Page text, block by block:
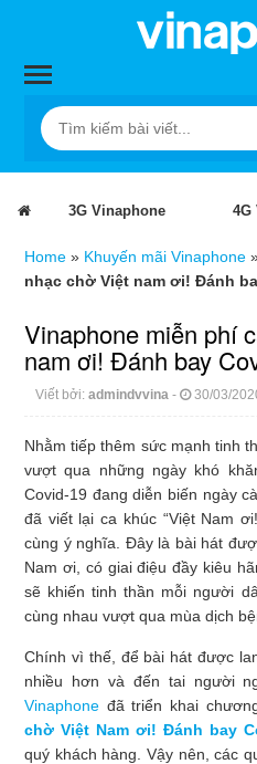
3G Vinaphone 4G
Home » Khuyến mãi Vinaphone
nhạc chờ Việt nam ơi! Đánh
Vinaphone miễn phí
nam ơi! Đánh bay
Viết bởi: admindvvina - 30/03/
Nhằm tiếp thêm sức mạnh tinh
vượt qua những ngày khó
Covid-19 đang diễn biến ngày
đã viết lại ca khúc “Việt Nam
cùng ý nghĩa. Đây là bài hát
Nam ơi, có giai điệu đầy kiêu
sẽ khiến tinh thần mỗi người
cùng nhau vượt qua mùa dịch
Chính vì thế, để bài hát được
nhiều hơn và đến tai người
Vinaphone đã triển khai
chờ Việt Nam ơi! Đánh bay
quý khách hàng. Vậy nên, các